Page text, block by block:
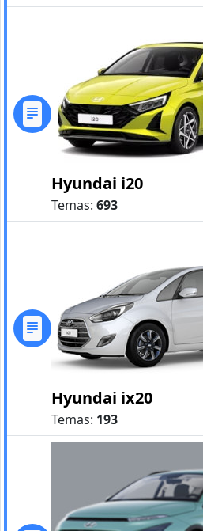
Hyundai i20
Temas: 693
Hyundai ix20
Temas: 193